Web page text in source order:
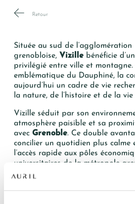
Retour
Située au sud de l’agglomération
grenobloise, Vizille bénéficie
privilégié entre ville et montagne.
emblématique du Dauphiné, la
aujourd’hui un cadre de vie
la nature, de l’histoire et de la
Vizille séduit par son
atmosphère paisible et sa
avec Grenoble. Ce double
concilier un quotidien plus calme
l’accès rapide aux pôles
universitaires de la métropole
Choisir de vivre à Vizille, c’est